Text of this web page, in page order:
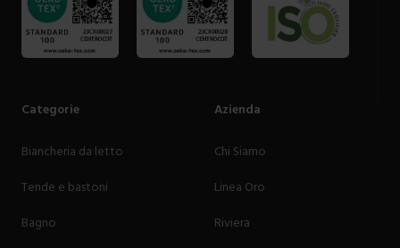
Categorie
Biancheria da letto
Tende e bastoni
Bagno
Azienda
Chi Siamo
Linea Oro
Riviera